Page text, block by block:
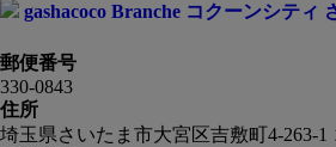
gashacoco Branche コクーンシティ
郵便番号
330-0843
住所
埼玉県さいたま市大宮区吉敷町4-263-1